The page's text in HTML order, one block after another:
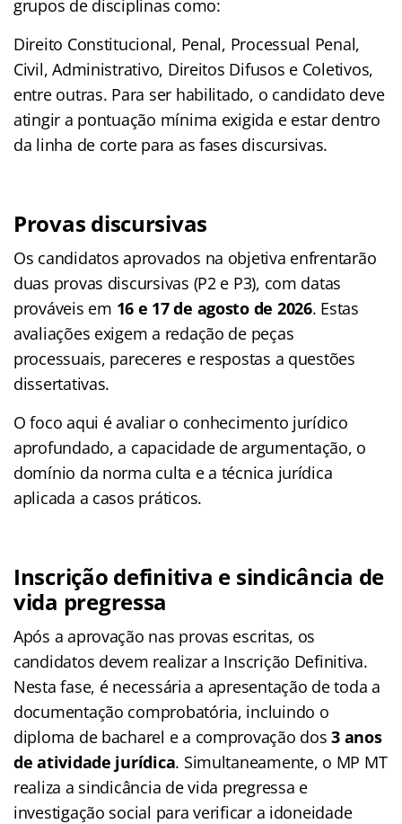
grupos de disciplinas como:
Direito Constitucional, Penal, Processual Penal,
Civil, Administrativo, Direitos Difusos e Coletivos,
entre outras. Para ser habilitado, o candidato deve
atingir a pontuação mínima exigida e estar dentro
da linha de corte para as fases discursivas.
Provas discursivas
Os candidatos aprovados na objetiva enfrentarão
duas provas discursivas (P2 e P3), com datas
prováveis em 16 e 17 de agosto de 2026. Estas
avaliações exigem a redação de peças
processuais, pareceres e respostas a questões
dissertativas.
O foco aqui é avaliar o conhecimento jurídico
aprofundado, a capacidade de argumentação, o
domínio da norma culta e a técnica jurídica
aplicada a casos práticos.
Inscrição definitiva e sindicância de
vida pregressa
Após a aprovação nas provas escritas, os
candidatos devem realizar a Inscrição Definitiva.
Nesta fase, é necessária a apresentação de toda a
documentação comprobatória, incluindo o
diploma de bacharel e a comprovação dos3 anos
de atividade jurídica. Simultaneamente, o MP MT
realiza a sindicância de vida pregressa e
investigação social para verificar a idoneidade